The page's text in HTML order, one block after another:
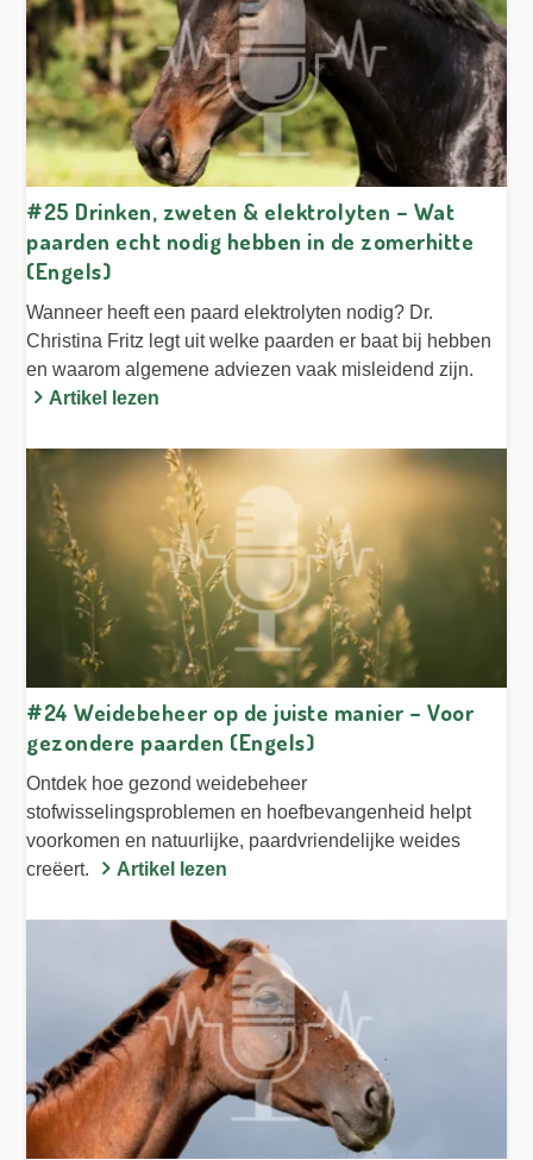
#25 Drinken, zweten & elektrolyten – Wat
paarden echt nodig hebben in de zomerhitte
(Engels)
Wanneer heeft een paard elektrolyten nodig? Dr.
Christina Fritz legt uit welke paarden er baat bij hebben
en waarom algemene adviezen vaak misleidend zijn.
Artikel lezen
#24 Weidebeheer op de juiste manier – Voor
gezondere paarden (Engels)
Ontdek hoe gezond weidebeheer
stofwisselingsproblemen en hoefbevangenheid helpt
voorkomen en natuurlijke, paardvriendelijke weides
creëert.
Artikel lezen